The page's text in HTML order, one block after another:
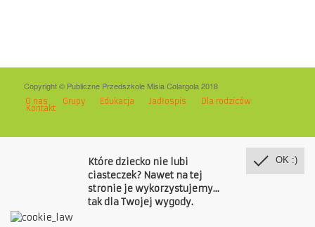
Copyright © Publiczne Przedszkole Misia Colargola 2018
O nas Grupy Edukacja Jadłospis Dla rodziców
Kontakt
OK :)
Które dziecko nie lubi
ciasteczek? Nawet na tej
stronie je wykorzystujemy...
tak dla Twojej wygody.